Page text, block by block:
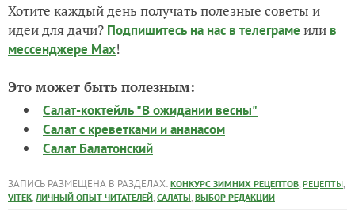
Хотите каждый день получать полезные советы и
идеи для дачи? Подпишитесь на нас в телеграме или в
мессенджере Max!
Это может быть полезным:
Салат-коктейль "В ожидании весны"
Салат с креветками и ананасом
Салат Балатонский
ЗАПИСЬ РАЗМЕЩЕНА В РАЗДЕЛАХ: КОНКУРС ЗИМНИХ РЕЦЕПТОВ, РЕЦЕПТЫ,
VITEK, ЛИЧНЫЙ ОПЫТ ЧИТАТЕЛЕЙ, САЛАТЫ, ВЫБОР РЕДАКЦИИ